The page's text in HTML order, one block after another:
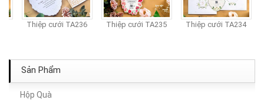
Thiệp cưới TA236 Thiệp cưới TA235 Thiệp cưới TA234
Sản Phẩm
Hộp Quà